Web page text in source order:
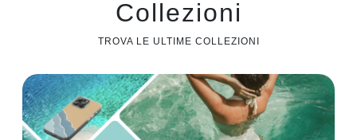
Collezioni
TROVA LE ULTIME COLLEZIONI